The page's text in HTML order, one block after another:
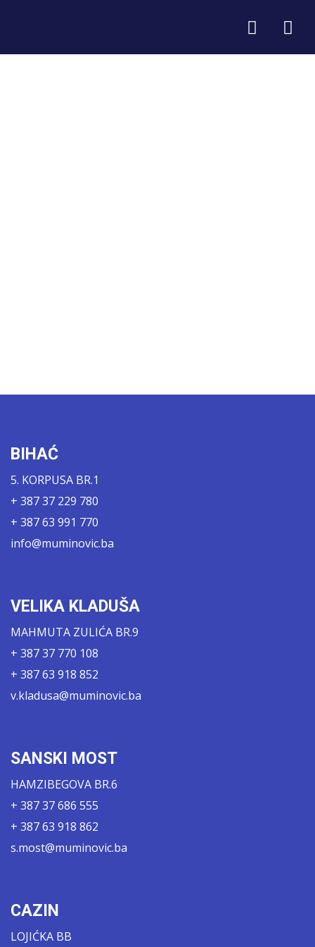
BIHAĆ
5. KORPUSA BR.1
+ 387 37 229 780
+ 387 63 991 770
info@muminovic.ba
VELIKA KLADUŠA
MAHMUTA ZULIĆA BR.9
+ 387 37 770 108
+ 387 63 918 852
v.kladusa@muminovic.ba
SANSKI MOST
HAMZIBEGOVA BR.6
+ 387 37 686 555
+ 387 63 918 862
s.most@muminovic.ba
CAZIN
LOJIĆKA BB